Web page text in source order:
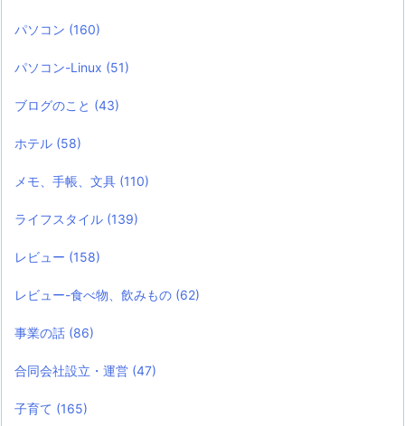
パソコン (160)
パソコン-Linux (51)
ブログのこと (43)
ホテル (58)
メモ、手帳、文具 (110)
ライフスタイル (139)
レビュー (158)
レビュー-食べ物、飲みもの (62)
事業の話 (86)
合同会社設立・運営 (47)
子育て (165)